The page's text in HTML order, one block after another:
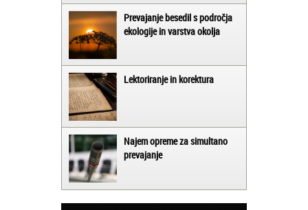
Prevajanje besedil s področja
ekologije in varstva okolja
Lektoriranje in korektura
Najem opreme za simultano
prevajanje
Matjaž iz Ajdovščine: